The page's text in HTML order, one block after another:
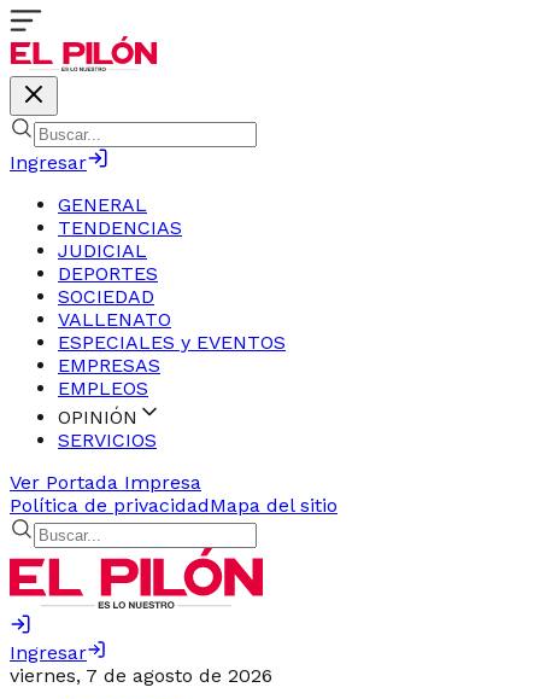
Ingresar
GENERAL
TENDENCIAS
JUDICIAL
DEPORTES
SOCIEDAD
VALLENATO
ESPECIALES y EVENTOS
EMPRESAS
EMPLEOS
OPINIÓN
SERVICIOS
Ver Portada Impresa
Política de privacidadMapa del sitio
Ingresar
viernes, 7 de agosto de 2026